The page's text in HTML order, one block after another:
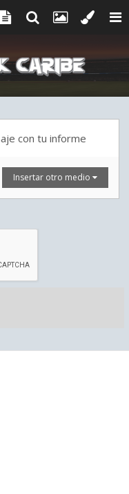
con tu informe
Insertar otro medio